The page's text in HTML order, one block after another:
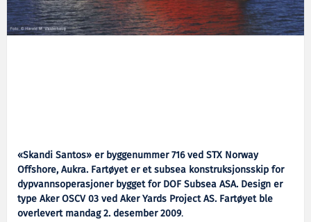
«Skandi Santos» er byggenummer 716 ved STX Norway
Offshore, Aukra. Fartøyet er et subsea konstruksjonsskip for
dypvannsoperasjoner bygget for DOF Subsea ASA. Design er
type Aker OSCV 03 ved Aker Yards Project AS. Fartøyet ble
overlevert mandag 2. desember 2009.